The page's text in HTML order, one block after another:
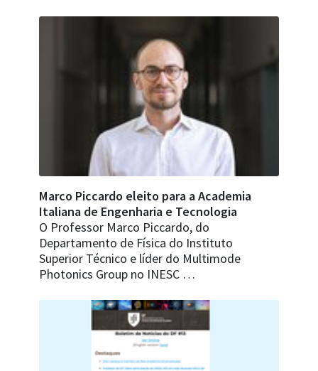
Marco Piccardo eleito para a Academia
Italiana de Engenharia e Tecnologia
O Professor Marco Piccardo, do
Departamento de Física do Instituto
Superior Técnico e líder do Multimode
Photonics Group no INESC …